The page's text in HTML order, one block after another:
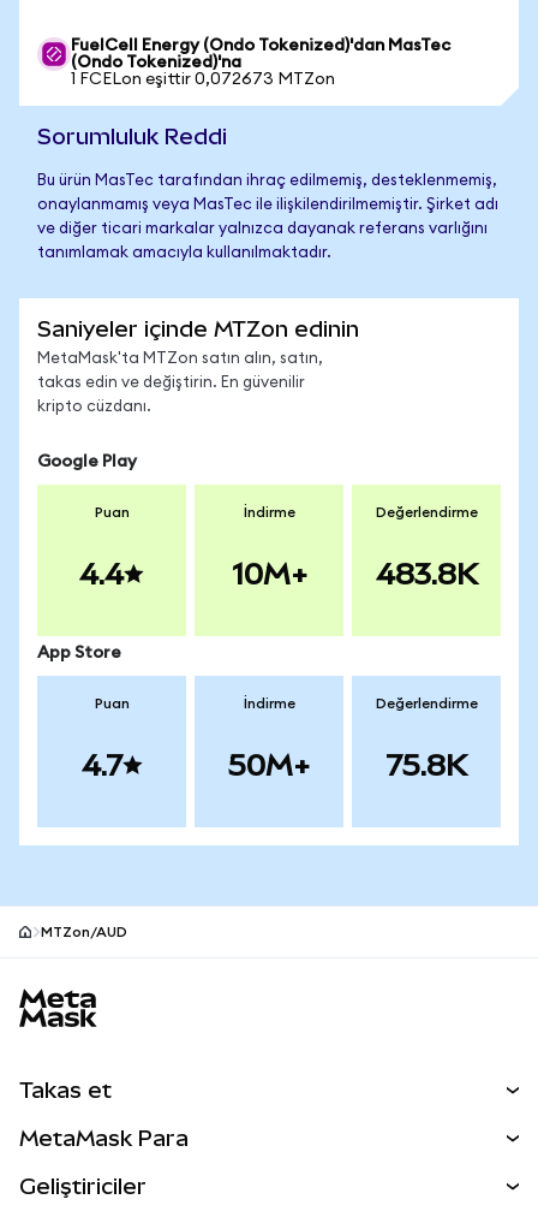
FuelCell Energy (Ondo Tokenized)'dan MasTec
(Ondo Tokenized)'na
1 FCELon eşittir 0,072673 MTZon
Sorumluluk Reddi
Bu ürün MasTec tarafından ihraç edilmemiş, desteklenmemiş,
onaylanmamış veya MasTec ile ilişkilendirilmemiştir. Şirket adı
ve diğer ticari markalar yalnızca dayanak referans varlığını
tanımlamak amacıyla kullanılmaktadır.
Saniyeler içinde MTZon edinin
MetaMask'ta MTZon satın alın, satın,
takas edin ve değiştirin. En güvenilir
kripto cüzdanı.
Google Play
Puan
4.4
İndirme
10M+
Değerlendirme
483.8K
App Store
Puan
4.7
İndirme
50M+
Değerlendirme
75.8K
MTZon/AUD
Takas et
Perps
MetaMask Para
Geliştiriciler